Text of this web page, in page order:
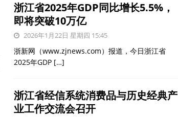
浙江省2025年GDP同比增长5.5%，
即将突破10万亿
2026年1月22日 星期四 15:45
浙新网（www.zjnews.com）报道，今日浙江省
2025年GDP […]
浙江省经信系统消费品与历史经典产
业工作交流会召开